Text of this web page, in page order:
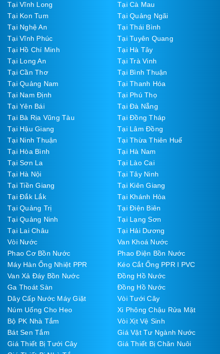
Tại Vĩnh Long
Tại Cà Mau
Tại Kon Tum
Tại Quảng Ngãi
Tại Nghệ An
Tại Thái Bình
Tại Vĩnh Phúc
Tại Tuyên Quang
Tại Hồ Chí Minh
Tại Hà Tây
Tại Long An
Tại Trà Vinh
Tại Cần Thơ
Tại Bình Thuận
Tại Quảng Nam
Tại Thanh Hóa
Tại Nam Định
Tại Phú Thọ
Tại Yên Bái
Tại Đà Nẵng
Tại Bà Rịa Vũng Tàu
Tại Đồng Tháp
Tại Hậu Giang
Tại Lâm Đồng
Tại Ninh Thuận
Tại Thừa Thiên Huế
Tại Hòa Bình
Tại Hà Nam
Tại Sơn La
Tại Lào Cai
Tại Hà Nội
Tại Tây Ninh
Tại Tiền Giang
Tại Kiên Giang
Tại Đắk Lắk
Tại Khánh Hòa
Tại Quảng Trị
Tại Điện Biên
Tại Quảng Ninh
Tại Lạng Sơn
Tại Lai Châu
Tại Hải Dương
Vòi Nước
Van Khoá Nước
Phao Cơ Bồn Nước
Phao Điện Bồn Nước
Máy Hàn Ống Nhiệt PPR
Kéo Cắt Ống PPR l PVC
Van Xả Đáy Bồn Nước
Đồng Hồ Nước
Ga Thoát Sàn
Đồng Hồ Nước
Dây Cấp Nước Máy Giặt
Vòi Tưới Cây
Núm Uống Cho Heo
Xi Phông Chậu Rửa Mặt
Bộ PK Nhà Tắm
Vòi Xịt Vệ Sinh
Bát Sen Tắm
Giá Vật Tư Ngành Nước
Giá Thiết Bị Tưới Cây
Giá Thiết Bị Chăn Nuôi